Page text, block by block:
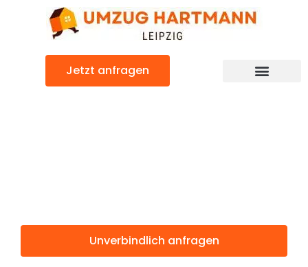
Jetzt anfragen
Unverbindlich anfragen